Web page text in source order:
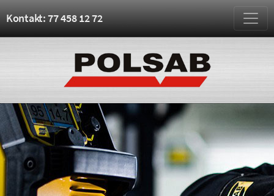
Kontakt: 77 458 12 72